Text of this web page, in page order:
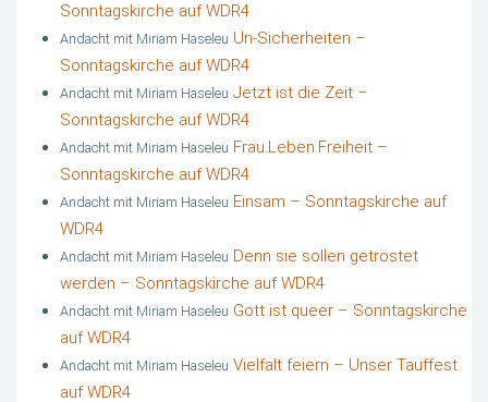
Sonntagskirche auf WDR4
Andacht mit Miriam Haseleu Un-Sicherheiten –
Sonntagskirche auf WDR4
Andacht mit Miriam Haseleu Jetzt ist die Zeit –
Sonntagskirche auf WDR4
Andacht mit Miriam Haseleu Frau.Leben.Freiheit –
Sonntagskirche auf WDR4
Andacht mit Miriam Haseleu Einsam – Sonntagskirche auf
WDR4
Andacht mit Miriam Haseleu Denn sie sollen getröstet
werden – Sonntagskirche auf WDR4
Andacht mit Miriam Haseleu Gott ist queer – Sonntagskirche
auf WDR4
Andacht mit Miriam Haseleu Vielfalt feiern – Unser Tauffest
auf WDR4